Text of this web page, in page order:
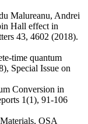
Malureanu, Andrei
Hall effect in
43, 4602 (2018).
time quantum
Special Issue on
Conversion in
1(1), 91-106
OSA